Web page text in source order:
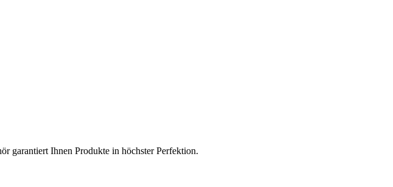
garantiert Ihnen Produkte in höchster Perfektion.